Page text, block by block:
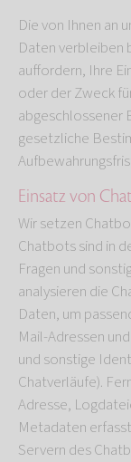
Die von Ihnen an
Daten verbleiben
auffordern, Ihre
oder der Zweck
abgeschlossener
gesetzliche
Einsatz von
Wir setzen
Chatbots sind in
Fragen und
analysieren die
Daten, um
Mail-Adressen
und sonstige
Chatverläufe).
Adresse,
Metadaten
Servern des